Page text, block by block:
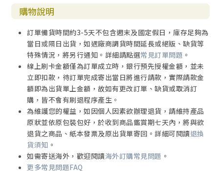
購物說明
訂單備貨時間約3-5天不包含週末及國定假日，庫存足夠為
當日或隔日出貨，如遇廠商調貨時間延長或絕版、缺貨等
特殊情況，將另行通知。詳細請點選常見訂單問題 。
線上刷卡金額僅為訂單成立時，銀行預先授權金額，並未
立即扣款，待訂單完成寄出當日將進行請款，實際請款金
額即為出貨單上金額，故如有更改訂單、缺貨或取消訂
購，皆不會有刷退程序產生。
為維護您的權益，如因個人因素欲辦理退貨，請維持產品
原狀並依原包裝包好，於收到商品鑑賞期七天內，將與欲
退貨之商品、紙本發票及原出貨單寄回。詳細可閱讀退換
貨須知 。
如需寄送海外，歡迎閱讀海外訂購常見問題 。
更多常見問題FAQ